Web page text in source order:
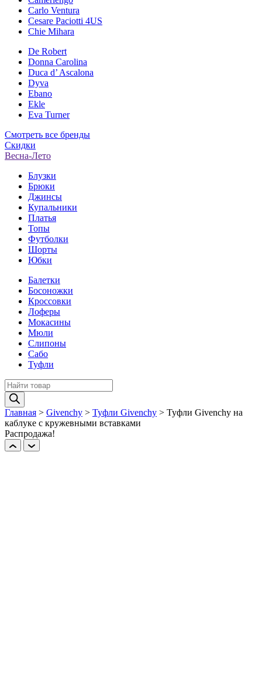
Carlo Ventura
Cesare Paciotti 4US
Chie Mihara
De Robert
Donna Carolina
Duca d’ Ascalona
Dyva
Ebano
Ekle
Eva Turner
Смотреть все бренды
Скидки
Весна-Лето
Блузки
Брюки
Джинсы
Купальники
Платья
Топы
Футболки
Шорты
Юбки
Балетки
Босоножки
Кроссовки
Лоферы
Мокасины
Мюли
Слипоны
Сабо
Туфли
Поиск
товаров
Главная > Givenchy > Туфли Givenchy > Туфли Givenchy на
каблуке c кружевными вставками
Распродажа!